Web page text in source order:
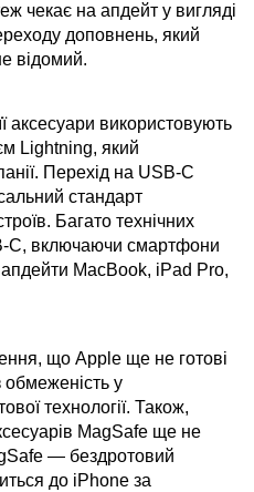
чекає на апдейт у вигляді
доповнень, який
відомий.
аксесуари використовують
Lightning, який
Перехід на USB-C
стандарт
Багато технічних
C, включаючи смартфони
апдейти MacBook, iPad Pro,
що Apple ще не готові
обмеженість у
технології. Також,
MagSafe ще не
— бездротовий
до iPhone за